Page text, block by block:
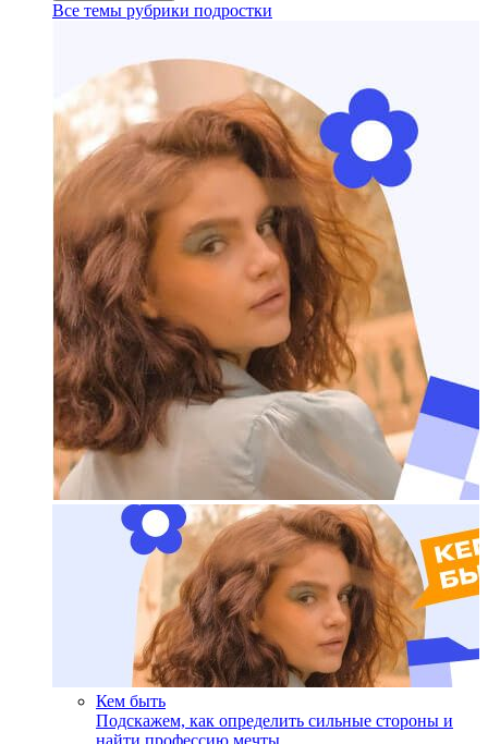
Все темы рубрики подростки
Кем быть
Подскажем, как определить сильные стороны и
найти профессию мечты